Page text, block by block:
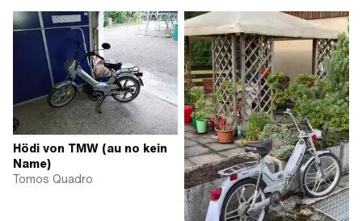
Hödi von TMW (au no kein
Name)
Tomos Quadro